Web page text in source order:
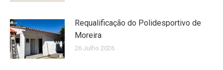
Requalificação do Polidesportivo de
Moreira
26 Julho 2026